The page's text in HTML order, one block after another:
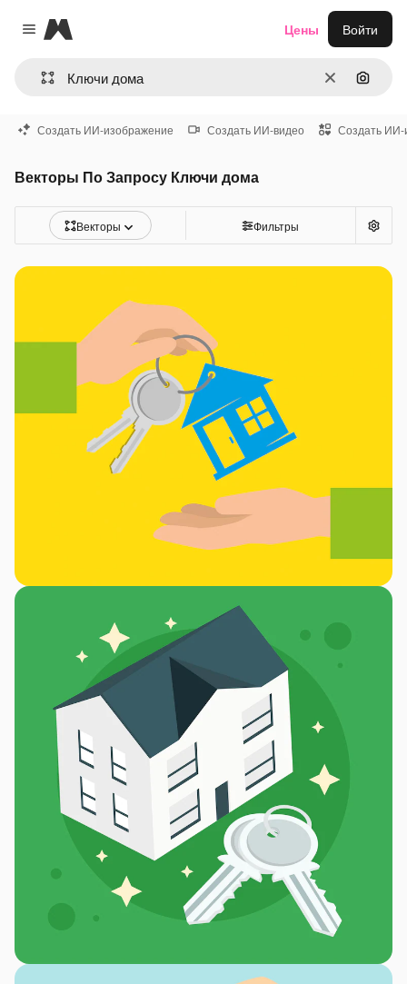
Close menu
Magnific
ОчиститьПоиск
Цены Войти
Создать ИИ-изображение Создать ИИ-видео Создать ИИ-
Векторы По Запросу Ключи дома
Векторы Фильтры